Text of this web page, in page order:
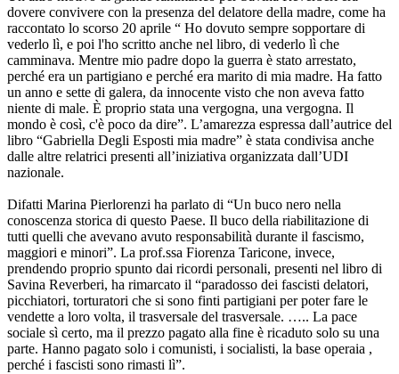
dovere convivere con la presenza del delatore della madre, come ha
raccontato lo scorso 20 aprile “ Ho dovuto sempre sopportare di
vederlo lì, e poi l'ho scritto anche nel libro, di vederlo lì che
camminava. Mentre mio padre dopo la guerra è stato arrestato,
perché era un partigiano e perché era marito di mia madre. Ha fatto
un anno e sette di galera, da innocente visto che non aveva fatto
niente di male. È proprio stata una vergogna, una vergogna. Il
mondo è così, c'è poco da dire”. L’amarezza espressa dall’autrice del
libro “Gabriella Degli Esposti mia madre” è stata condivisa anche
dalle altre relatrici presenti all’iniziativa organizzata dall’UDI
nazionale.
Difatti Marina Pierlorenzi ha parlato di “Un buco nero nella
conoscenza storica di questo Paese. Il buco della riabilitazione di
tutti quelli che avevano avuto responsabilità durante il fascismo,
maggiori e minori”. La prof.ssa Fiorenza Taricone, invece,
prendendo proprio spunto dai ricordi personali, presenti nel libro di
Savina Reverberi, ha rimarcato il “paradosso dei fascisti delatori,
picchiatori, torturatori che si sono finti partigiani per poter fare le
vendette a loro volta, il trasversale del trasversale. ….. La pace
sociale sì certo, ma il prezzo pagato alla fine è ricaduto solo su una
parte. Hanno pagato solo i comunisti, i socialisti, la base operaia ,
perché i fascisti sono rimasti lì”.